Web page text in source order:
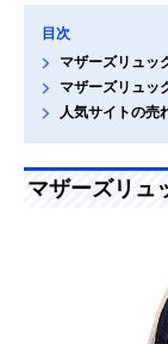
目次
マザーズリュッ
マザーズリュッ
人気サイトの売
マザーズリュ